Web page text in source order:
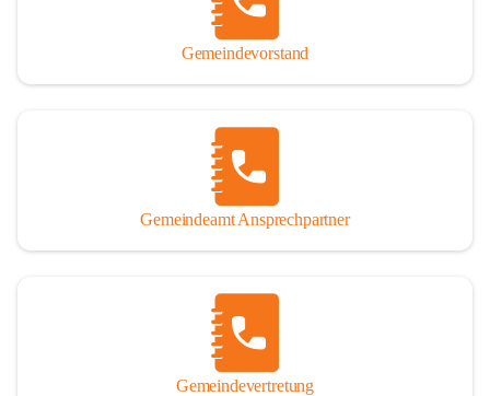
Gemeindevorstand
Gemeindeamt Ansprechpartner
Gemeindevertretung